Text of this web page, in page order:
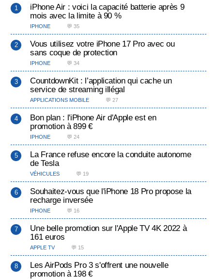
iPhone Air : voici la capacité batterie après 9
mois avec la limite à 90 %
IPHONE 💬 35
Vous utilisez votre iPhone 17 Pro avec ou
sans coque de protection
IPHONE 💬 34
CountdownKit : l’application qui cache un
service de streaming illégal
APPLICATIONS MOBILE 💬 27
Bon plan : l'iPhone Air d'Apple est en
promotion à 899 €
IPHONE 💬 24
La France refuse encore la conduite autonome
de Tesla
VÉHICULES 💬 19
Souhaitez-vous que l'iPhone 18 Pro propose la
recharge inversée
IPHONE 💬 16
Une belle promotion sur l'Apple TV 4K 2022 à
161 euros
APPLE TV 💬 15
Les AirPods Pro 3 s'offrent une nouvelle
promotion à 198 €